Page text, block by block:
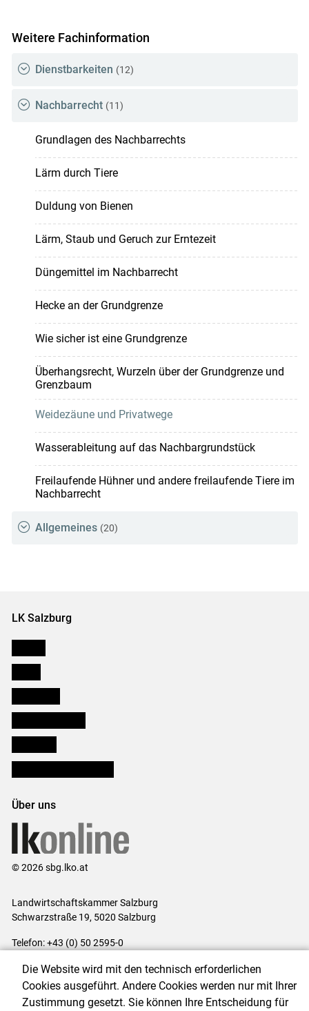
Weitere Fachinformation
Dienstbarkeiten (12)
Nachbarrecht (11)
Grundlagen des Nachbarrechts
Lärm durch Tiere
Duldung von Bienen
Lärm, Staub und Geruch zur Erntezeit
Düngemittel im Nachbarrecht
Hecke an der Grundgrenze
Wie sicher ist eine Grundgrenze
Überhangsrecht, Wurzeln über der Grundgrenze und
Grenzbaum
Weidezäune und Privatwege
Wasserableitung auf das Nachbargrundstück
Freilaufende Hühner und andere freilaufende Tiere im
Nachbarrecht
Allgemeines (20)
LK Salzburg
Über uns
© 2026 sbg.lko.at
Landwirtschaftskammer Salzburg
Schwarzstraße 19, 5020 Salzburg
Telefon: +43 (0) 50 2595-0
Impressum|Kontakt|Datenschutzerklärung|Barrierefreiheit|
Cookie-Einstellungen
Die Website wird mit den technisch erforderlichen
Cookies ausgeführt. Andere Cookies werden nur mit Ihrer
Zustimmung gesetzt. Sie können Ihre Entscheidung für